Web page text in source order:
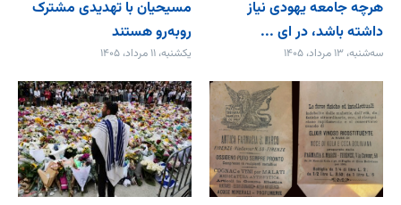
هرچه جامعه یهودی نیاز
داشته باشد، در ای ...
سه‌شنبه، ۱۳ مرداد، ۱۴۰۵
مسیحیان با تهدیدی مشترک
روبه‌رو هستند
یکشنبه، ۱۱ مرداد، ۱۴۰۵